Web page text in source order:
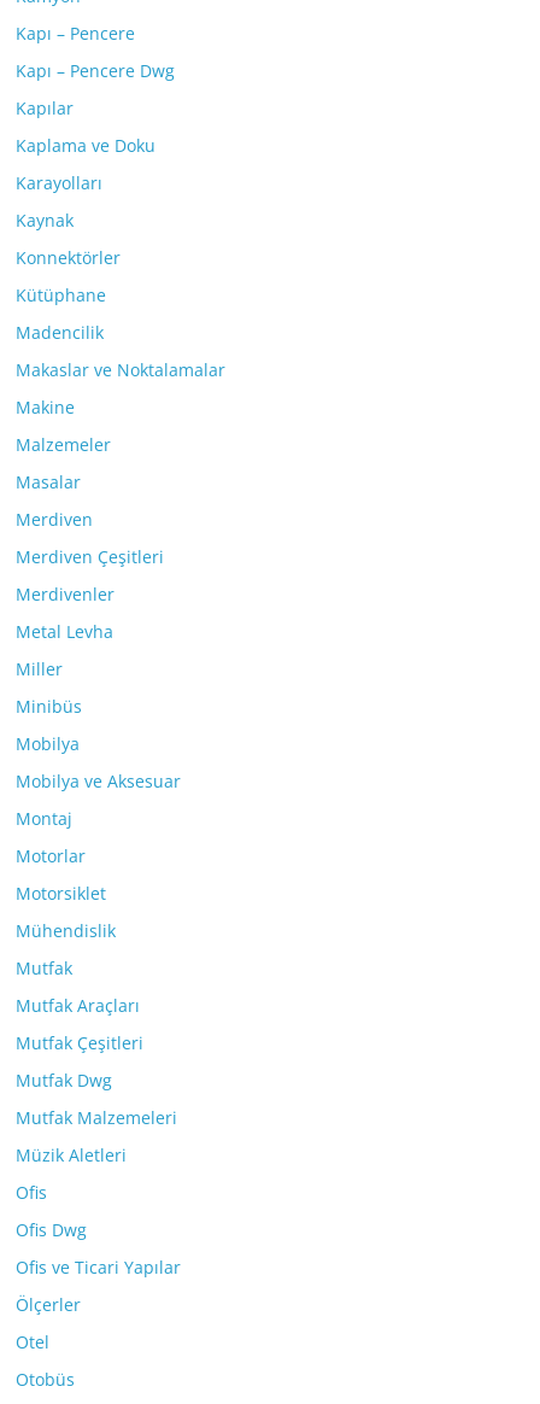
Kapı – Pencere
Kapı – Pencere Dwg
Kapılar
Kaplama ve Doku
Karayolları
Kaynak
Konnektörler
Kütüphane
Madencilik
Makaslar ve Noktalamalar
Makine
Malzemeler
Masalar
Merdiven
Merdiven Çeşitleri
Merdivenler
Metal Levha
Miller
Minibüs
Mobilya
Mobilya ve Aksesuar
Montaj
Motorlar
Motorsiklet
Mühendislik
Mutfak
Mutfak Araçları
Mutfak Çeşitleri
Mutfak Dwg
Mutfak Malzemeleri
Müzik Aletleri
Ofis
Ofis Dwg
Ofis ve Ticari Yapılar
Ölçerler
Otel
Otobüs